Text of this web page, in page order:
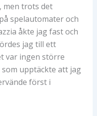
men trots det
spelautomater och
åkte jag fast och
jag till ett
var ingen större
upptäckte att jag
först i